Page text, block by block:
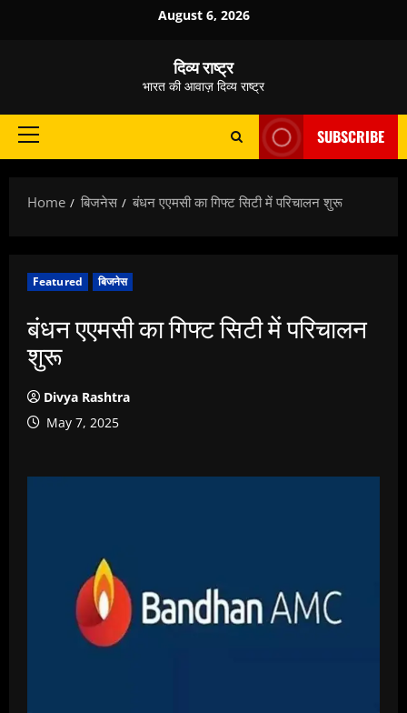
August 6, 2026
दिव्य राष्ट्र
भारत की आवाज़ दिव्य राष्ट्र
Primary
SUBSCRIBE
Home बिजनेस बंधन एएमसी का गिफ्ट सिटी में परिचालन शुरू
Featured बिजनेस
बंधन एएमसी का गिफ्ट सिटी में परिचालन
शुरू
Divya Rashtra
May 7, 2025